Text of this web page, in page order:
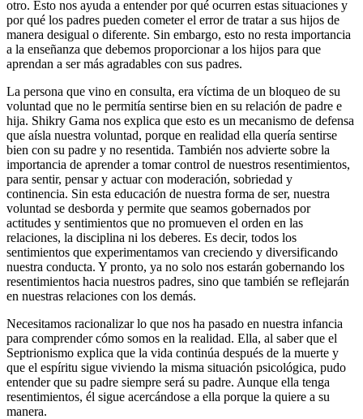
otro. Esto nos ayuda a entender por qué ocurren estas situaciones y
por qué los padres pueden cometer el error de tratar a sus hijos de
manera desigual o diferente. Sin embargo, esto no resta importancia
a la enseñanza que debemos proporcionar a los hijos para que
aprendan a ser más agradables con sus padres.
La persona que vino en consulta, era víctima de un bloqueo de su
voluntad que no le permitía sentirse bien en su relación de padre e
hija. Shikry Gama nos explica que esto es un mecanismo de defensa
que aísla nuestra voluntad, porque en realidad ella quería sentirse
bien con su padre y no resentida. También nos advierte sobre la
importancia de aprender a tomar control de nuestros resentimientos,
para sentir, pensar y actuar con moderación, sobriedad y
continencia. Sin esta educación de nuestra forma de ser, nuestra
voluntad se desborda y permite que seamos gobernados por
actitudes y sentimientos que no promueven el orden en las
relaciones, la disciplina ni los deberes. Es decir, todos los
sentimientos que experimentamos van creciendo y diversificando
nuestra conducta. Y pronto, ya no solo nos estarán gobernando los
resentimientos hacia nuestros padres, sino que también se reflejarán
en nuestras relaciones con los demás.
Necesitamos racionalizar lo que nos ha pasado en nuestra infancia
para comprender cómo somos en la realidad. Ella, al saber que el
Septrionismo explica que la vida continúa después de la muerte y
que el espíritu sigue viviendo la misma situación psicológica, pudo
entender que su padre siempre será su padre. Aunque ella tenga
resentimientos, él sigue acercándose a ella porque la quiere a su
manera.